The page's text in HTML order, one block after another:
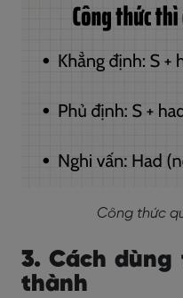
Công thức
3. Cách
thành